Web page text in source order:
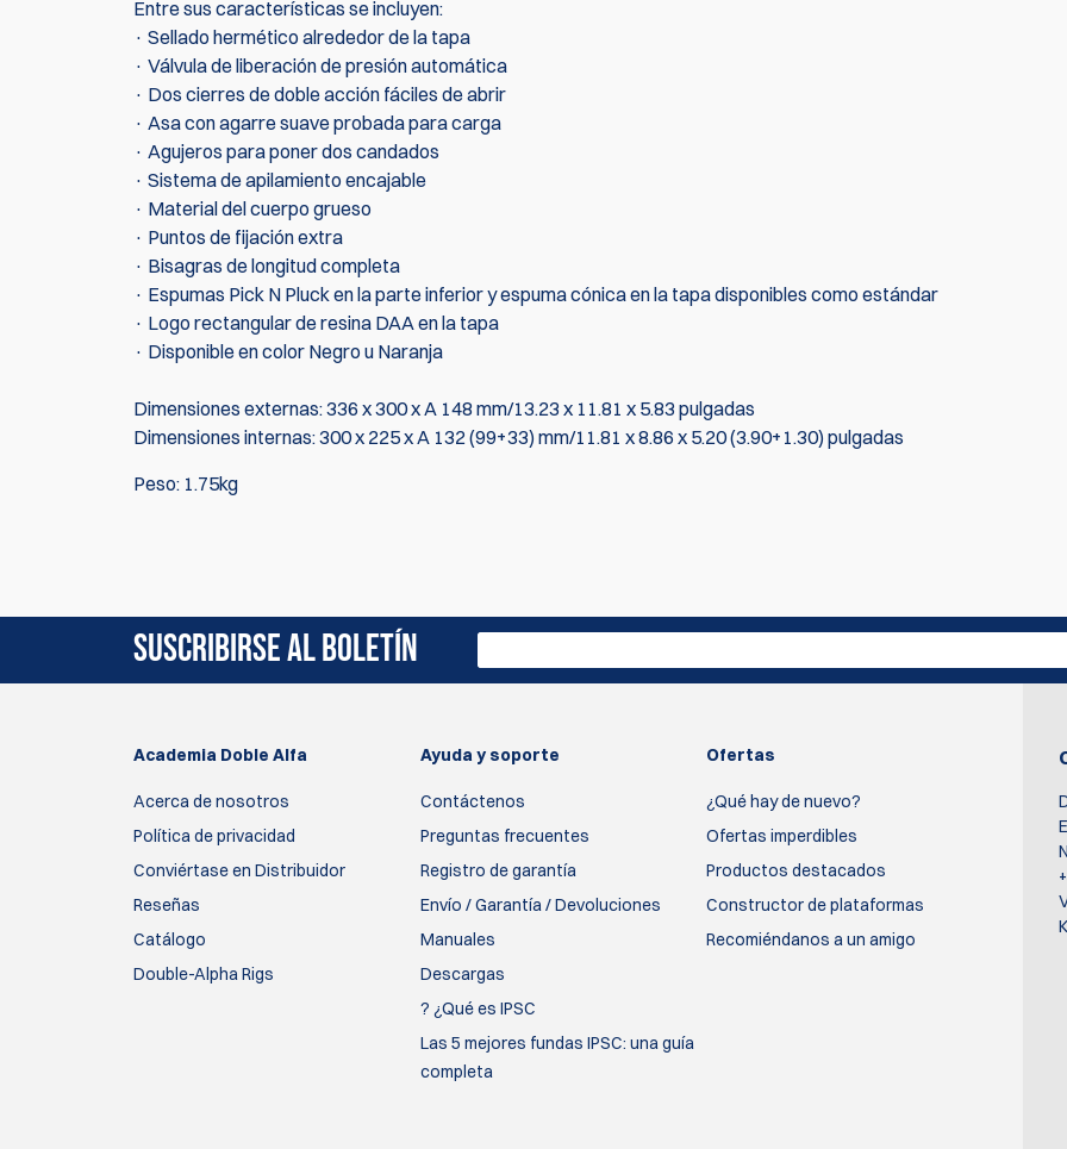
Entre sus características se incluyen:
· Sellado hermético alrededor de la tapa
· Válvula de liberación de presión automática
· Dos cierres de doble acción fáciles de abrir
· Asa con agarre suave probada para carga
· Agujeros para poner dos candados
· Sistema de apilamiento encajable
· Material del cuerpo grueso
· Puntos de fijación extra
· Bisagras de longitud completa
· Espumas Pick N Pluck en la parte inferior y espuma cónica en la tapa disponibles como estándar
· Logo rectangular de resina DAA en la tapa
· Disponible en color Negro u Naranja
Dimensiones externas: 336 x 300 x A 148 mm/13.23 x 11.81 x 5.83 pulgadas
Dimensiones internas: 300 x 225 x A 132 (99+33) mm/11.81 x 8.86 x 5.20 (3.90+1.30) pulgadas
Peso: 1.75kg
SUSCRIBIRSE AL BOLETÍN
Academia Doble Alfa
Acerca de nosotros
Política de privacidad
Conviértase en Distribuidor
Reseñas
Catálogo
Double-Alpha Rigs
Ayuda y soporte
Contáctenos
Preguntas frecuentes
Registro de garantía
Envío / Garantía / Devoluciones
Manuales
Descargas
? ¿Qué es IPSC
Las 5 mejores fundas IPSC: una guía
completa
Ofertas
¿Qué hay de nuevo?
Ofertas imperdibles
Productos destacados
Constructor de plataformas
Recomiéndanos a un amigo